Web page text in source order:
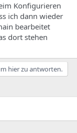
Konfigurieren
ich dann wieder
bearbeitet
dort stehen
hier zu antworten.